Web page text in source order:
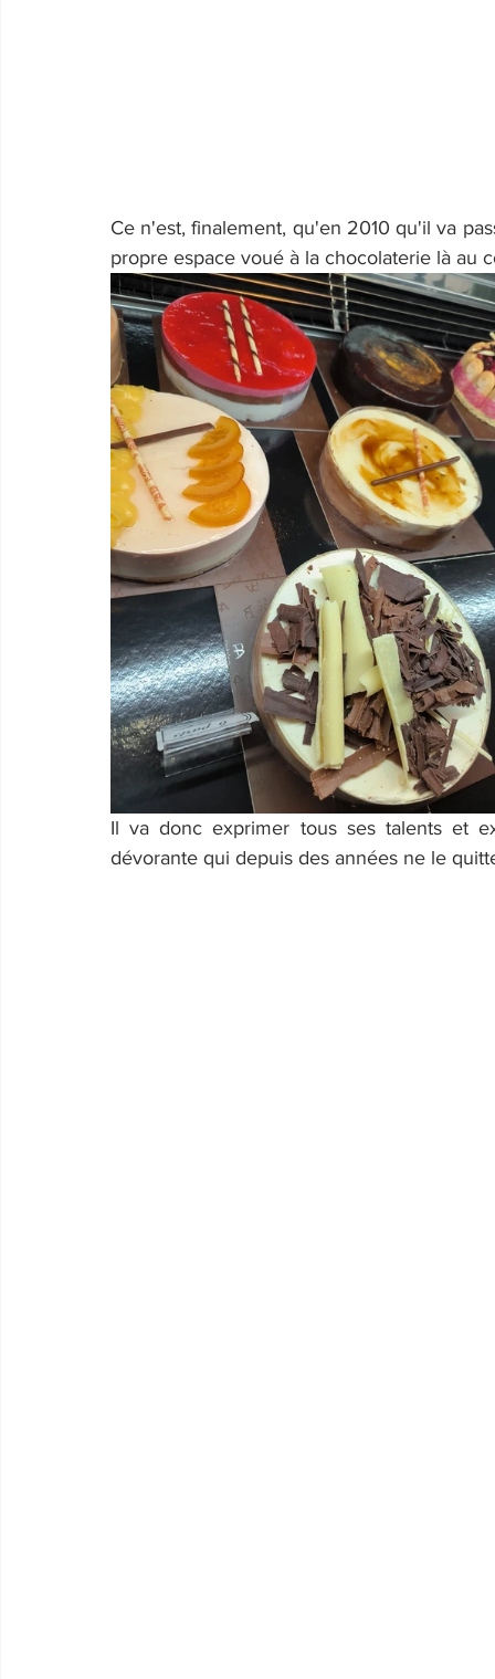
Ce n'est, finalement, qu'en 2010 qu'il va
propre espace voué à la chocolaterie là au
Il va donc exprimer tous ses talents et
dévorante qui depuis des années ne le